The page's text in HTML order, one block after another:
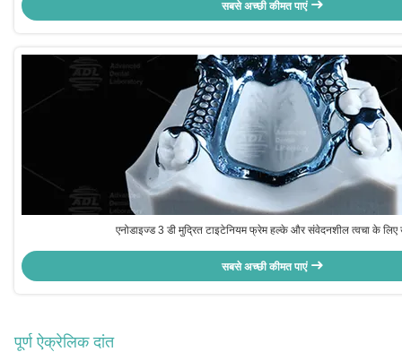
सबसे अच्छी कीमत पाएं
एनोडाइज्ड 3 डी मुद्रित टाइटेनियम फ्रेम हल्के और संवेदनशील त्वचा के
सबसे अच्छी कीमत पाएं
पूर्ण ऐक्रेलिक दांत